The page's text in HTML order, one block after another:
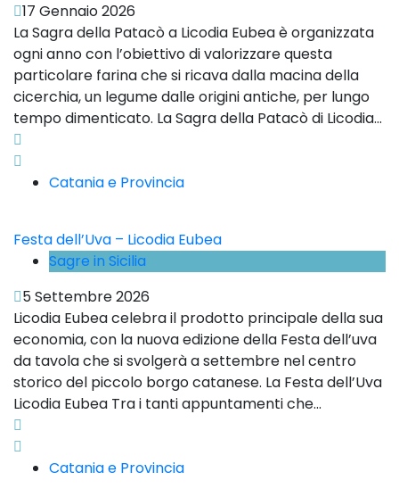
17 Gennaio 2026
La Sagra della Patacò a Licodia Eubea è organizzata
ogni anno con l’obiettivo di valorizzare questa
particolare farina che si ricava dalla macina della
cicerchia, un legume dalle origini antiche, per lungo
tempo dimenticato. La Sagra della Patacò di Licodia...
Catania e Provincia
Festa dell’Uva – Licodia Eubea
Sagre in Sicilia
5 Settembre 2026
Licodia Eubea celebra il prodotto principale della sua
economia, con la nuova edizione della Festa dell’uva
da tavola che si svolgerà a settembre nel centro
storico del piccolo borgo catanese. La Festa dell’Uva
Licodia Eubea Tra i tanti appuntamenti che...
Catania e Provincia